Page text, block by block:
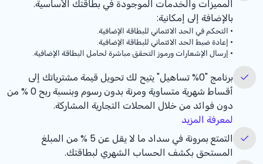
المميزات والخدمات الموجودة في بطاقتك الأساسية.
بالإضافة إلى إمكانية:
• التحكم في الحد الائتماني للبطاقة الإضافية.
• إعادة ضبط الحد الائتماني للبطاقة الإضافية.
• إرسال الإشعارات ورموز التحقق مباشرة لحامل البطاقة الإضافية.
برنامج "%0تساهيل" يتيح لك تحويل قيمة مشترياتك إلى
أقساط شهرية متساوية ومرنة بدون رسوم وبنسبة ربح % 0 من
دون فوائد من خلال المحلات التجارية المشاركة.
لمعرفة المزيد
التمتع بمرونة في سداد ما لا يقل عن % 5 من المبلغ
المستحق بكشف الحساب الشهري لبطاقتك.